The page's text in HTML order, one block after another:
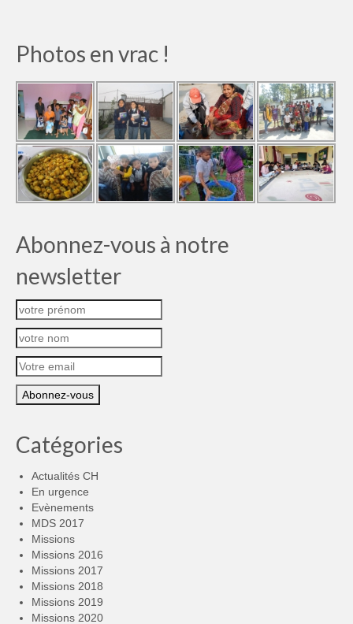
Photos en vrac !
Abonnez-vous à notre
newsletter
Catégories
Actualités CH
En urgence
Evènements
MDS 2017
Missions
Missions 2016
Missions 2017
Missions 2018
Missions 2019
Missions 2020